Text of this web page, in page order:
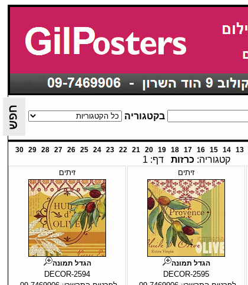
בקטגוריה
13
14
15
16
17
18
19
20
21
22
23
24
25
26
27
28
29
30
קטגוריה: כרזות דף: 1
זיתים
הגדל תמונה
DECOR-2595
זיתים
הגדל תמונה
DECOR-2594